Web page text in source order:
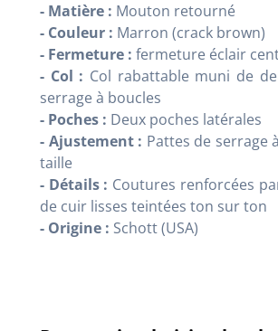
- Matière : Mouton retourné
- Couleur : Marron (crack brown)
- Fermeture : fermeture éclair
- Col : Col rabattable muni de
serrage à boucles
- Poches : Deux poches latérales
- Ajustement : Pattes de serrage
taille
- Détails : Coutures renforcées
de cuir lisses teintées ton sur ton
- Origine : Schott (USA)